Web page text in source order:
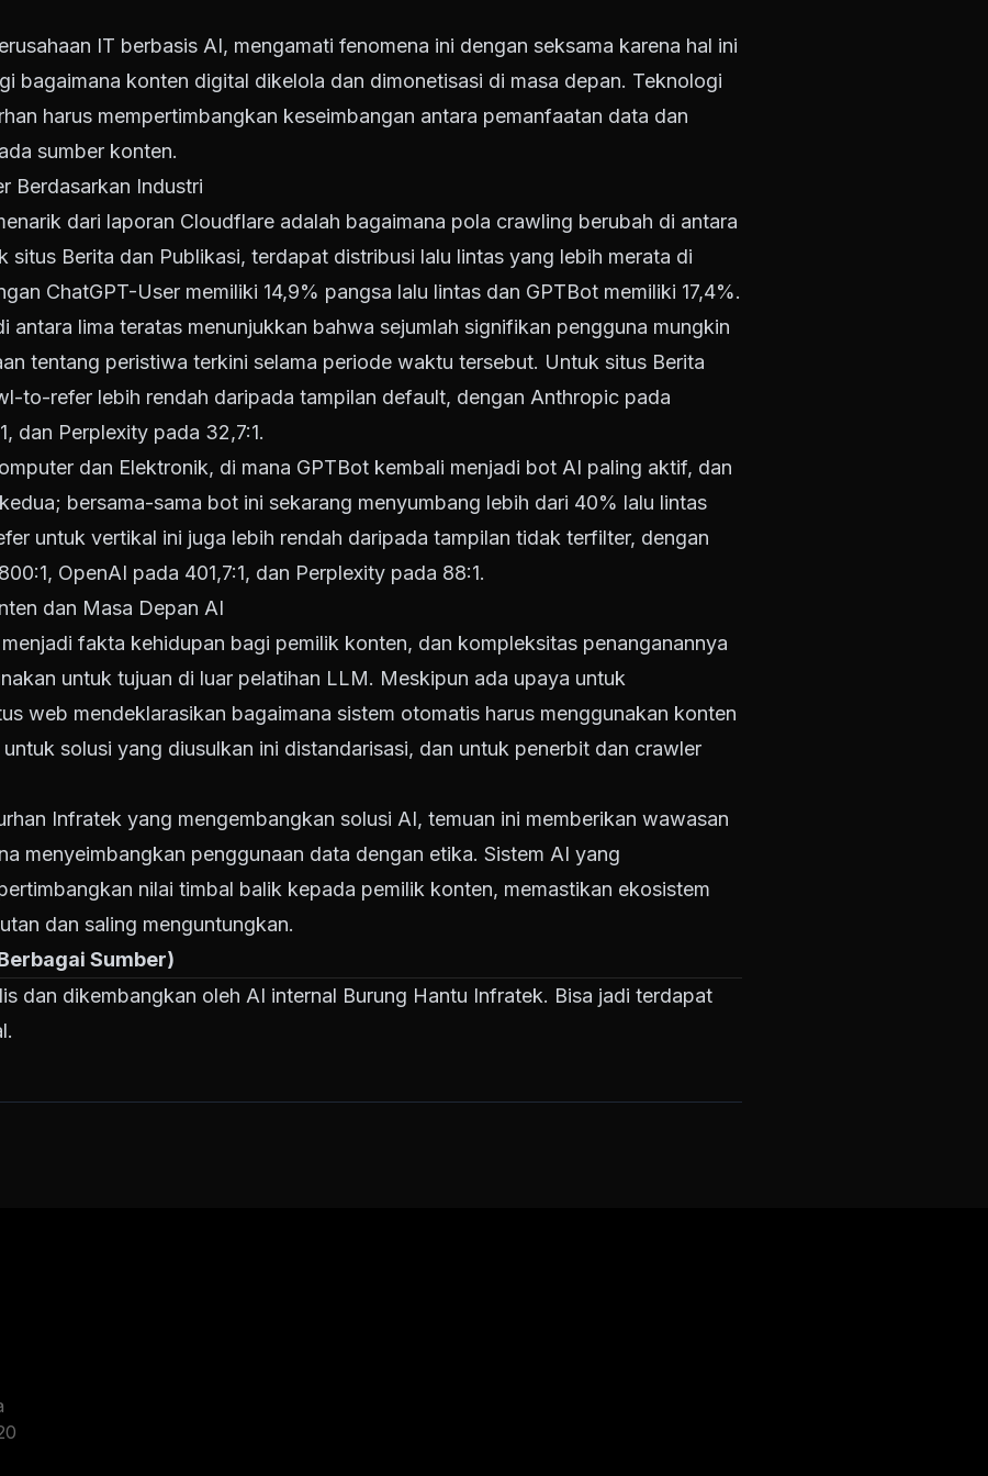
IT berbasis AI, mengamati fenomena ini dengan seksama karena hal ini
bagaimana konten digital dikelola dan dimonetisasi di masa depan. Teknologi
harus mempertimbangkan keseimbangan antara pemanfaatan data dan
sumber konten.
Berdasarkan Industri
dari laporan Cloudflare adalah bagaimana pola crawling berubah di antara
situs Berita dan Publikasi, terdapat distribusi lalu lintas yang lebih merata di
ChatGPT-User memiliki 14,9% pangsa lalu lintas dan GPTBot memiliki 17,4%.
antara lima teratas menunjukkan bahwa sejumlah signifikan pengguna mungkin
tentang peristiwa terkini selama periode waktu tersebut. Untuk situs Berita
to-refer lebih rendah daripada tampilan default, dengan Anthropic pada
dan Perplexity pada 32,7:1.
dan Elektronik, di mana GPTBot kembali menjadi bot AI paling aktif, dan
bersama-sama bot ini sekarang menyumbang lebih dari 40% lalu lintas
untuk vertikal ini juga lebih rendah daripada tampilan tidak terfilter, dengan
OpenAI pada 401,7:1, dan Perplexity pada 88:1.
dan Masa Depan AI
fakta kehidupan bagi pemilik konten, dan kompleksitas penanganannya
untuk tujuan di luar pelatihan LLM. Meskipun ada upaya untuk
web mendeklarasikan bagaimana sistem otomatis harus menggunakan konten
solusi yang diusulkan ini distandarisasi, dan untuk penerbit dan crawler
Infratek yang mengembangkan solusi AI, temuan ini memberikan wawasan
menyeimbangkan penggunaan data dengan etika. Sistem AI yang
nilai timbal balik kepada pemilik konten, memastikan ekosistem
dan saling menguntungkan.
Sumber)
dan dikembangkan oleh AI internal Burung Hantu Infratek. Bisa jadi terdapat